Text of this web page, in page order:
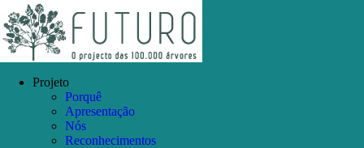
to
content
Facebook
Instagram
YouTube
Projeto
Porquê
Apresentação
Nós
Reconhecimentos